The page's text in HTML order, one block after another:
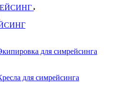
для симрейсинга
для симрейсинга